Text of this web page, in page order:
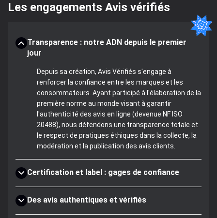
Les engagements Avis vérifiés
Transparence : notre ADN depuis le premier
jour
Depuis sa création, Avis Vérifiés s'engage à
renforcer la confiance entre les marques et les
consommateurs. Ayant participé à l'élaboration de la
première norme au monde visant à garantir
l'authenticité des avis en ligne (devenue NF ISO
20488), nous défendons une transparence totale et
le respect de pratiques éthiques dans la collecte, la
modération et la publication des avis clients.
Certification et label : gages de confiance
Des avis authentiques et vérifiés